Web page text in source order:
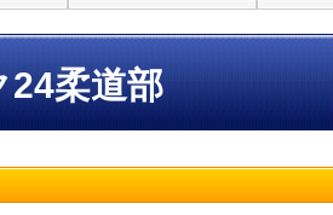
24柔道部